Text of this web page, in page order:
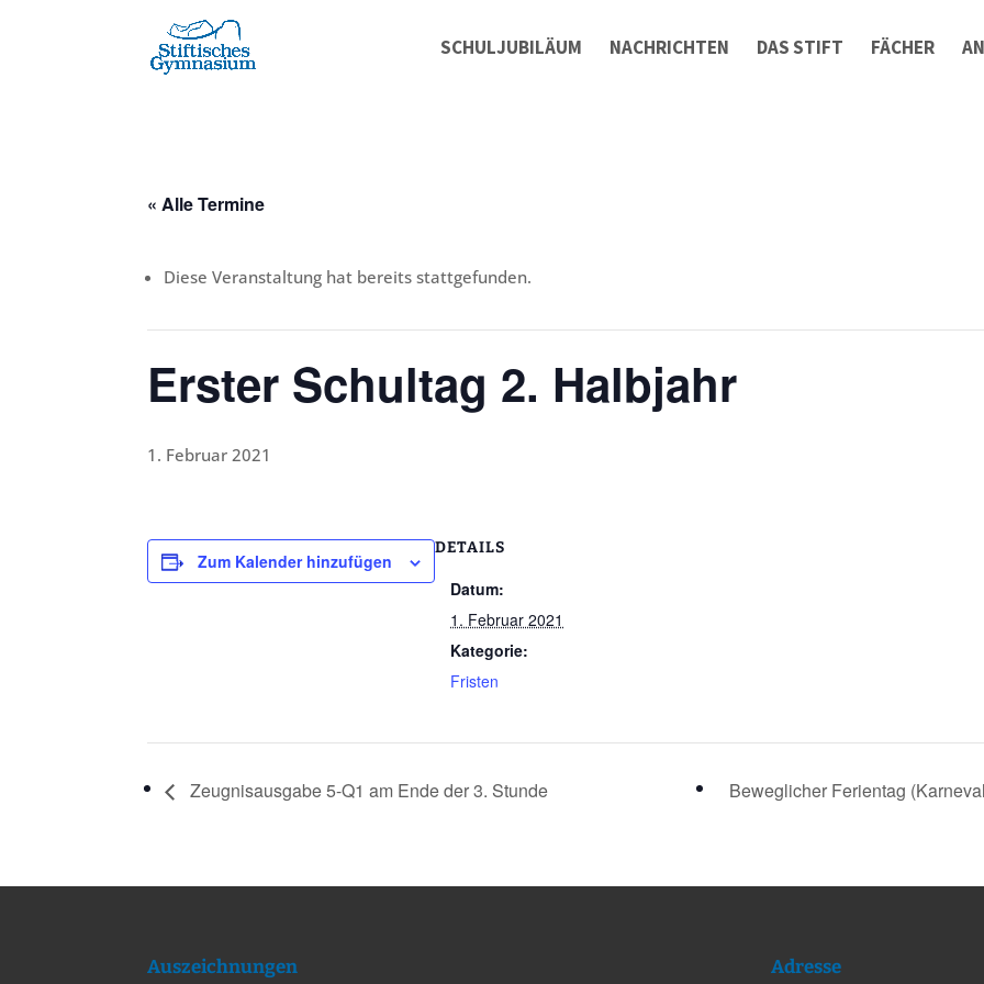
SCHULJUBILÄUM NACHRICHTEN DAS STIFT FÄCHER
« Alle Termine
Diese Veranstaltung hat bereits stattgefunden.
Erster Schultag 2. Halbjahr
1. Februar 2021
Zum Kalender hinzufügen
DETAILS
Datum:
1. Februar 2021
Kategorie:
Fristen
Zeugnisausgabe 5-Q1 am Ende der 3. Stunde Beweglicher Ferientag
Auszeichnungen Adresse